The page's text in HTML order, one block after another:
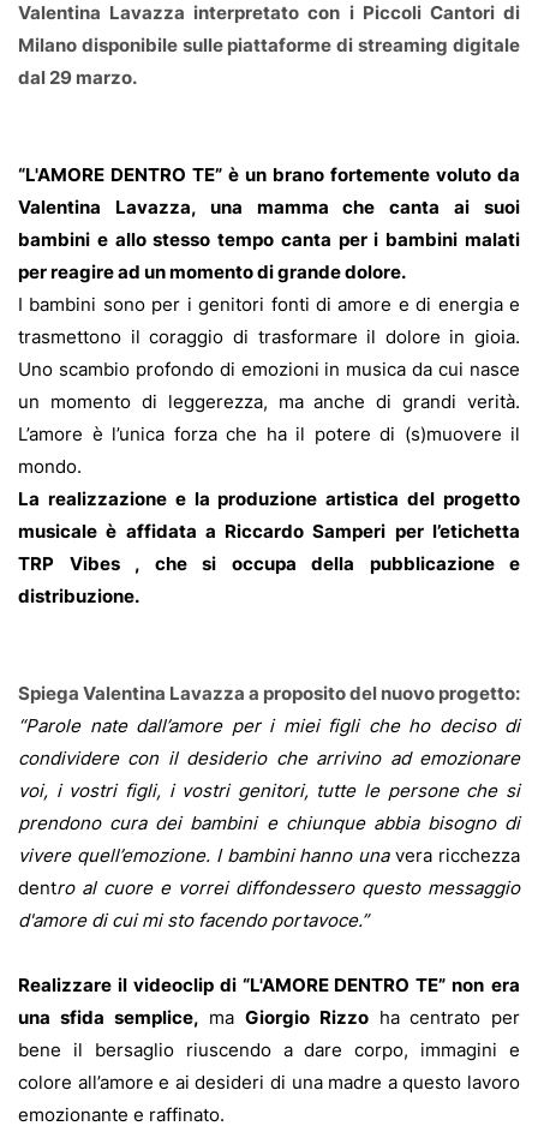
Valentina Lavazza interpretato con i Piccoli Cantori di
Milano disponibile sulle piattaforme di streaming digitale
dal 29 marzo.
“L'AMORE DENTRO TE” è un brano fortemente voluto da
Valentina Lavazza, una mamma che canta ai suoi
bambini e allo stesso tempo canta per i bambini malati
per reagire ad un momento di grande dolore.
I bambini sono per i genitori fonti di amore e di energia e
trasmettono il coraggio di trasformare il dolore in gioia.
Uno scambio profondo di emozioni in musica da cui nasce
un momento di leggerezza, ma anche di grandi verità.
L’amore è l’unica forza che ha il potere di (s)muovere il
mondo.
La realizzazione e la produzione artistica del progetto
musicale è affidata a Riccardo Samperi per l’etichetta
TRP Vibes , che si occupa della pubblicazione e
distribuzione.
Spiega Valentina Lavazza a proposito del nuovo progetto:
“Parole nate dall’amore per i miei figli che ho deciso di
condividere con il desiderio che arrivino ad emozionare
voi, i vostri figli, i vostri genitori, tutte le persone che si
prendono cura dei bambini e chiunque abbia bisogno di
vivere quell’emozione. I bambini hanno unavera ricchezza
dentro al cuore e vorrei diffondessero questo messaggio
d'amore di cui mi sto facendo portavoce.”
Realizzare il videoclip di “L'AMORE DENTRO TE” non era
una sfida semplice, ma Giorgio Rizzoha centrato per
bene il bersaglio riuscendo a dare corpo, immagini e
colore all’amore e ai desideri di una madre a questo lavoro
emozionante e raffinato.